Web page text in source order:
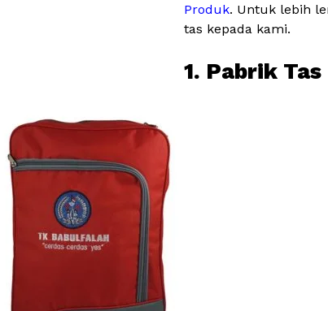
Produk. Untuk lebih
tas kepada kami.
1. Pabrik